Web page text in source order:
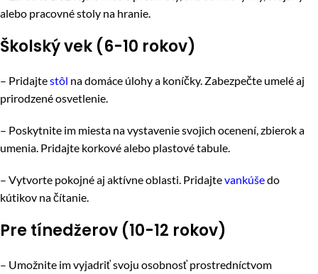
alebo pracovné stoly na hranie.
Školský vek (6-10 rokov)
– Pridajtestôl na domáce úlohy a koníčky. Zabezpečte umelé aj
prirodzené osvetlenie.
– Poskytnite im miesta na vystavenie svojich ocenení, zbierok a
umenia. Pridajte korkové alebo plastové tabule.
– Vytvorte pokojné aj aktívne oblasti. Pridajtevankúšedo
kútikov na čítanie.
Pre tínedžerov (10-12 rokov)
– Umožnite im vyjadriť svoju osobnosť prostredníctvom